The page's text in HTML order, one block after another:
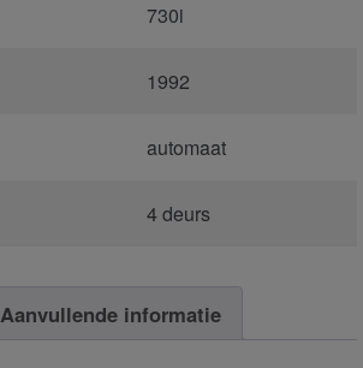
730i
1992
automaat
4 deurs
Aanvullende informatie